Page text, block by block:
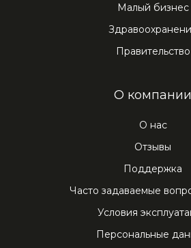
Малый бизнес
Правительство
O компании
О нас
Отзывы
Поддержка
Часто задаваемые
Условия
Персональные